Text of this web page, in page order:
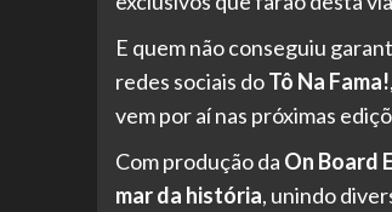
E quem não conseguiu
redes sociais doTô Na Fama!
vem por aí nas próximas
Com produção da On Board
mar da história, unindo